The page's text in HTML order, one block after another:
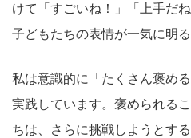
けて「すごいね！」「上手だ
子どもたちの表情が一気に明る
私は意識的に「たくさん褒め
実践しています。褒められる
ちは、さらに挑戦しようとす